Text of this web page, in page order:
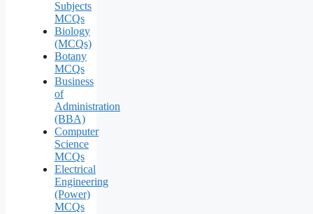
Subjects
MCQs
Biology
(MCQs)
Botany
MCQs
Business
of
Administration
(BBA)
Computer
Science
MCQs
Electrical
Engineering
(Power)
MCQs